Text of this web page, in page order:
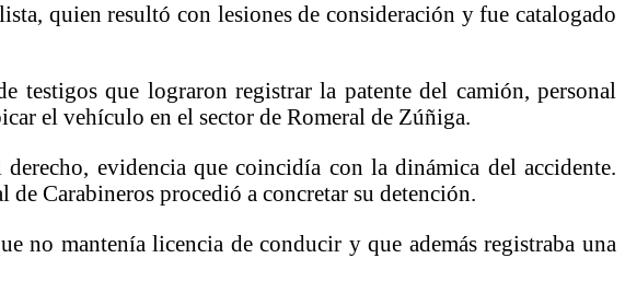
quien resultó con lesiones de consideración y fue catalogado
testigos que lograron registrar la patente del camión, personal
el vehículo en el sector de Romeral de Zúñiga.
evidencia que coincidía con la dinámica del accidente.
Carabineros procedió a concretar su detención.
no mantenía licencia de conducir y que además registraba una